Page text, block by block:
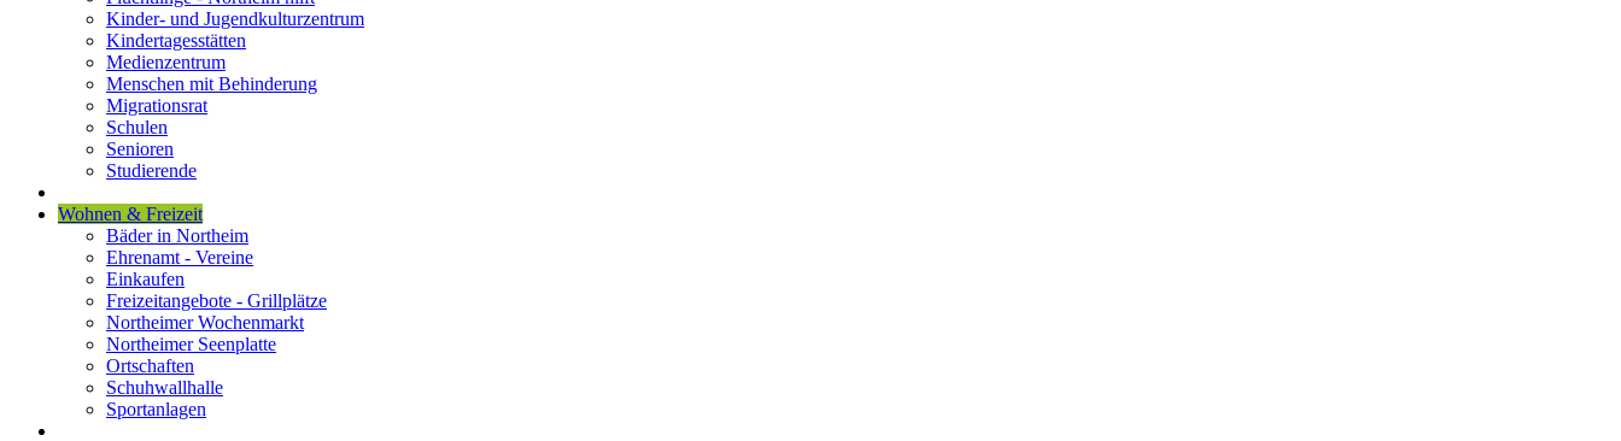
Kinder- und Jugendkulturzentrum
Kindertagesstätten
Medienzentrum
Menschen mit Behinderung
Migrationsrat
Schulen
Senioren
Studierende
Wohnen & Freizeit
Bäder in Northeim
Ehrenamt - Vereine
Einkaufen
Freizeitangebote - Grillplätze
Northeimer Wochenmarkt
Northeimer Seenplatte
Ortschaften
Schuhwallhalle
Sportanlagen